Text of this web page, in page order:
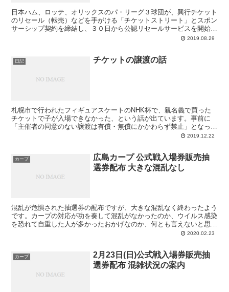
日本ハム、ロッテ、オリックスのパ・リーグ３球団が、興行チケット
のリセール（転売）などを手がける「チケットストリート」とスポン
サーシップ契約を締結し、３０日から公認リセールサービスを開始す
ることが分かった。２９日に各球団とチケットストリート社...2019.08.29
日記 チケットの譲渡の話
札幌市で行われたフィギュアスケートのNHK杯で、親名義で買った
チケットで子が入場できなかった、という話が出ています。事前に
「主催者の同意のない譲渡は有償・無償にかかわらず禁止」となって
いたのなら入場できなかったのは仕方ないんじゃないの、と思...
2019.12.22
カープ
広島カープ 公式戦入場券販売抽
選券配布 大きな混乱なし
混乱が危惧された抽選券の配布ですが、大きな混乱なく終わったよう
です。カープの対応が功を奏して混乱がなかったのか、ウイルス感染
を恐れて自重した人が多かったおかげなのか、何とも言えないと思い
ますがとりあえず去年の二の舞は避けられてよかったのでは...2020.02.23
カープ
2月23日(日)公式戦入場券販売抽
選券配布 混雑状況の案内